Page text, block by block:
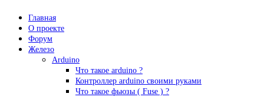
Главная
О проекте
Форум
Железо
Arduino
Что такое аrduino ?
Контроллер arduino своими руками
Что такое фьюзы ( Fuse ) ?